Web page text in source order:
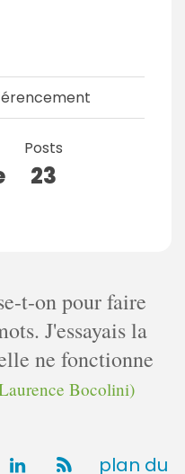
Posts
23
t-on pour faire
J'essayais la
ne fonctionne
Bocolini)
plan du